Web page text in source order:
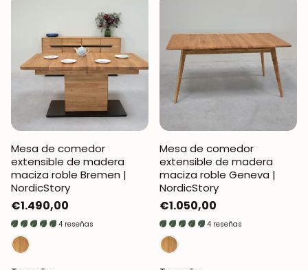
Mesa de comedor
extensible de madera
maciza roble Bremen |
NordicStory
Precio
regular
€1.490,00
4 reseñas
Mesa de comedor
extensible de madera
maciza roble Geneva |
NordicStory
Precio
regular
€1.050,00
4 reseñas